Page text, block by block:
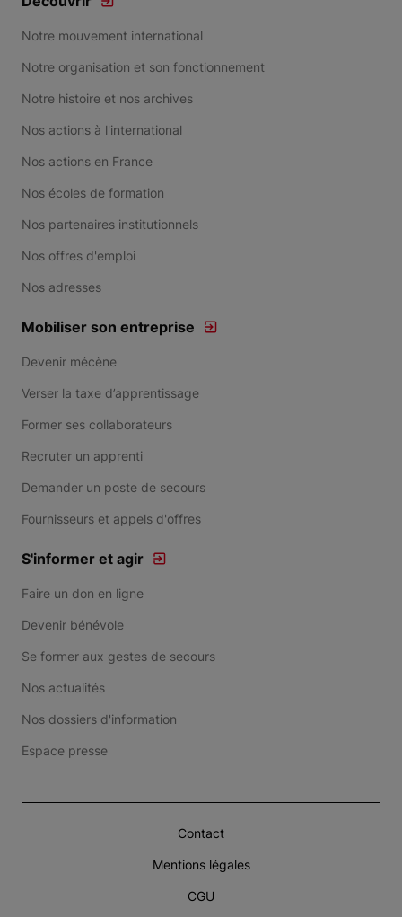
Notre mouvement international
Notre organisation et son fonctionnement
Notre histoire et nos archives
Nos actions à l'international
Nos actions en France
Nos écoles de formation
Nos partenaires institutionnels
Nos offres d'emploi
Nos adresses
Mobiliser son entreprise
Devenir mécène
Verser la taxe d’apprentissage
Former ses collaborateurs
Recruter un apprenti
Demander un poste de secours
Fournisseurs et appels d'offres
S'informer et agir
Faire un don en ligne
Devenir bénévole
Se former aux gestes de secours
Nos actualités
Nos dossiers d'information
Espace presse
Contact
Mentions légales
CGU